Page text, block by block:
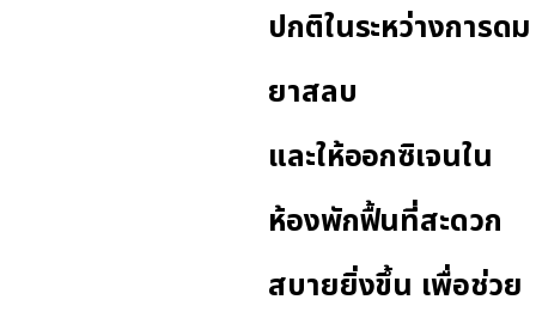
ปกติในระหว่างการดม
ยาสลบ
และให้ออกซิเจนใน
ห้องพักฟื้นที่สะดวก
สบายยิ่งขึ้น เพื่อช่วย